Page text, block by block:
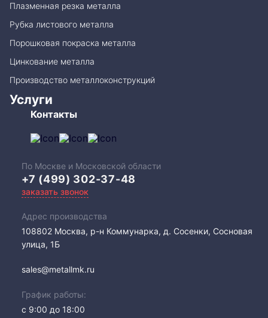
Плазменная резка металла
Рубка листового металла
Порошковая покраска металла
Цинкование металла
Производство металлоконструкций
Услуги
Контакты
По Москве и Московской области
+7 (499) 302-37-48
заказать звонок
Адрес производства
108802​ Москва, р-н Коммунарка, д. Сосенки, Сосновая
улица, 1Б
sales@metallmk.ru
График работы:
с 9:00 до 18:00